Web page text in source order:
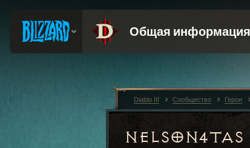
NELSON4TAS
Diablo III Сообщество Герои